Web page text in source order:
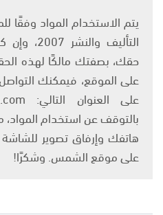
التأليف
حقك، بصفتك مالكًا لهذه
على الموقع، فيمكنك التواصل
بالتوقف عن استخدام
هاتفك وإرفاق تصوير
على موقع الشمس. وشكرًا!